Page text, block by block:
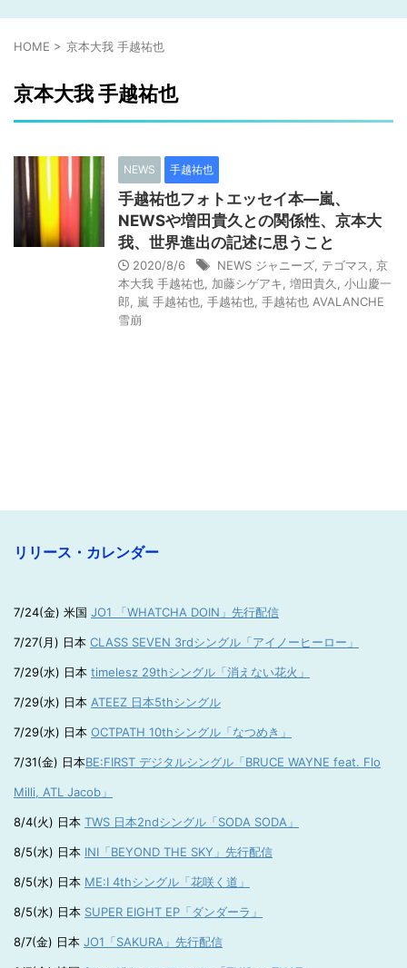
HOME > 京本大我 手越祐也
京本大我 手越祐也
NEWS 手越祐也
手越祐也フォトエッセイ本―嵐、
NEWSや増田貴久との関係性、京本大
我、世界進出の記述に思うこと
2020/8/6 NEWS ジャニーズ テゴマス
京
本大我 手越祐也 加藤シゲアキ 増田貴久
小山慶一
郎
嵐 手越祐也 手越祐也 手越祐也 AVALANCHE
雪崩
リリース・カレンダー
7/24(金) 米国 JO1 「WHATCHA DOIN」先行配信
7/27(月) 日本 CLASS SEVEN 3rdシングル「アイノーヒーロー」
7/29(水) 日本 timelesz 29thシングル「消えない花火」
7/29(水) 日本 ATEEZ 日本5thシングル
7/29(水) 日本 OCTPATH 10thシングル「なつめき」
7/31(金) 日本BE:FIRST デジタルシングル「BRUCE WAYNE feat. Flo
Milli, ATL Jacob」
8/4(火) 日本 TWS 日本2ndシングル「SODA SODA」
8/5(水) 日本 INI「BEYOND THE SKY」先行配信
8/5(水) 日本 ME:I 4thシングル「花咲く道」
8/5(水) 日本 SUPER EIGHT EP「ダンダーラ」
8/7(金) 日本 JO1「SAKURA」先行配信